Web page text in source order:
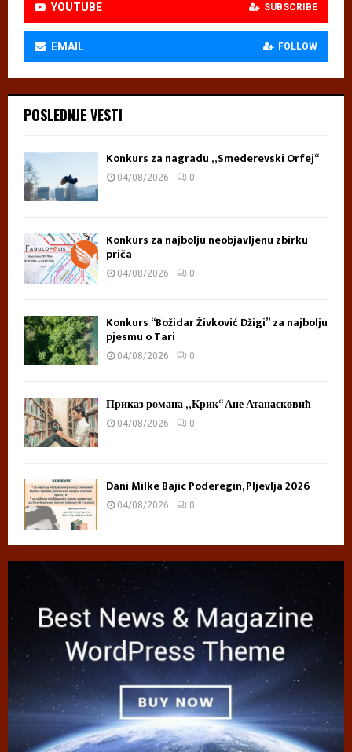
YOUTUBE SUBSCRIBE
EMAIL FOLLOW
POSLEDNJE VESTI
Konkurs za nagradu „Smederevski Orfej“
04/08/2026 0
Konkurs za najbolju neobjavljenu zbirku
priča
04/08/2026 0
Konkurs “Božidar Živković Džigi” za najbolju
pjesmu o Tari
04/08/2026 0
Приказ романа „Крик“ Ане Атанасковић
04/08/2026 0
Dani Milke Bajic Poderegin, Pljevlja 2026
04/08/2026 0